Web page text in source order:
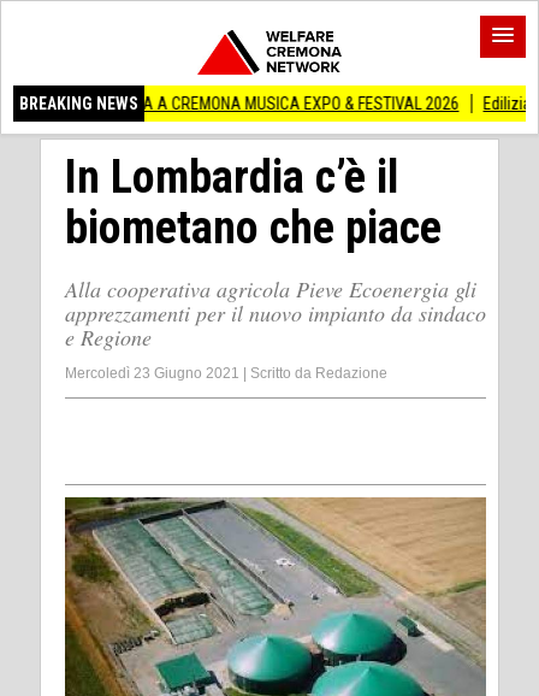
BREAKING NEWS
A CREMONA MUSICA EXPO & FESTIVAL 2026 Edilizia lombarda, CNA:
In Lombardia c’è il
biometano che piace
Alla cooperativa agricola Pieve Ecoenergia gli
apprezzamenti per il nuovo impianto da sindaco
e Regione
Mercoledì 23 Giugno 2021 Scritto da Redazione